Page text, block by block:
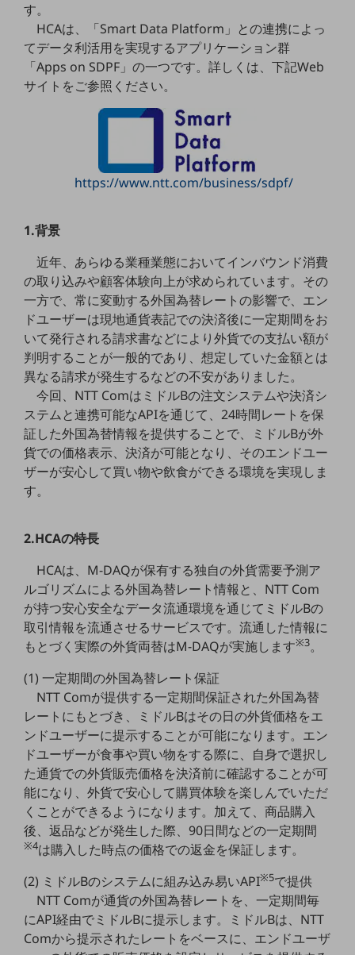
運用管理
業務支援・マーケティング
災害対策・BCP
課題・ニーズで探す
課題・ニーズで探すTOP
災害対策
職場環境整備
地域共創・地方創生
セキュリティ対策
遠隔監視
顧客体験（CX）改善
自動化・省電化
人材不足解消
業種・業態で探す
業種・業態で探すTOP
自治体
モビリティ
製造・建設業
キーワードで探す
モバイルTOP
法人向けスマホ・携帯に関する、
おすすめの機種、料金やサービスをご紹介
製品
製品TOP
ビジネス向けスマートフォン
データ通信製品
ドコモケータイ
す。
HCAは、「Smart Data Platform」との連携によっ
てデータ利活用を実現するアプリケーション群
「Apps on SDPF」の一つです。詳しくは、下記Web
サイトをご参照ください。
https://www.ntt.com/business/sdpf/
1.背景
近年、あらゆる業種業態においてインバウンド消費
の取り込みや顧客体験向上が求められています。その
一方で、常に変動する外国為替レートの影響で、エン
ドユーザーは現地通貨表記での決済後に一定期間をお
いて発行される請求書などにより外貨での支払い額が
判明することが一般的であり、想定していた金額とは
異なる請求が発生するなどの不安がありました。
今回、NTT ComはミドルBの注文システムや決済シ
ステムと連携可能なAPIを通じて、24時間レートを保
証した外国為替情報を提供することで、ミドルBが外
貨での価格表示、決済が可能となり、そのエンドユー
ザーが安心して買い物や飲食ができる環境を実現しま
す。
2.HCAの特長
HCAは、M-DAQが保有する独自の外貨需要予測ア
ルゴリズムによる外国為替レート情報と、NTT Com
が持つ安心安全なデータ流通環境を通じてミドルBの
取引情報を流通させるサービスです。流通した情報に
もとづく実際の外貨両替はM-DAQが実施します※3。
(1) 一定期間の外国為替レート保証
NTT Comが提供する一定期間保証された外国為替
レートにもとづき、ミドルBはその日の外貨価格をエ
ンドユーザーに提示することが可能になります。エン
ドユーザーが食事や買い物をする際に、自身で選択し
た通貨での外貨販売価格を決済前に確認することが可
能になり、外貨で安心して購買体験を楽しんでいただ
くことができるようになります。加えて、商品購入
後、返品などが発生した際、90日間などの一定期間
※4は購入した時点の価格での返金を保証します。
(2) ミドルBのシステムに組み込み易いAPI※5で提供
NTT Comが通貨の外国為替レートを、一定期間毎
にAPI経由でミドルBに提示します。ミドルBは、NTT
Comから提示されたレートをベースに、エンドユーザ